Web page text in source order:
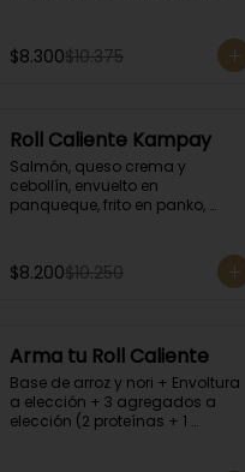
$8.300$10.375
Roll Caliente Kampay
Salmón, queso crema y
cebollín, envuelto en
panqueque, frito en panko,
salsa de soya y unagi.
$8.200$10.250
Arma tu Roll Caliente
Base de arroz y nori + Envoltura
a elección + 3 agregados a
elección (2 proteínas + 1